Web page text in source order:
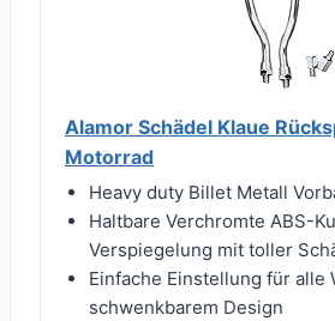
Alamor Schädel Klaue
Motorrad
Heavy duty Billet Metall
Haltbare Verchromte ABS-
Verspiegelung mit toller
Einfache Einstellung für alle
schwenkbarem Design